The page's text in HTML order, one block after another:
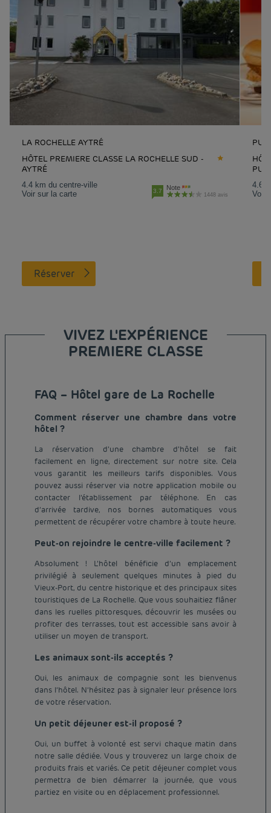
LA ROCHELLE AYTRÉ
HÔTEL PREMIERE CLASSE LA ROCHELLE SUD -
AYTRÉ
4.4 km du centre-ville
Voir sur la carte
3.7 Note
1448 avis
Réserver
4.6
Voir
VIVEZ L'EXPÉRIENCE
PREMIERE CLASSE
FAQ – Hôtel gare de La Rochelle
Comment réserver une chambre dans votre
hôtel ?
La réservation d'une chambre d'hôtel se fait
facilement en ligne, directement sur notre site. Cela
vous garantit les meilleurs tarifs disponibles. Vous
pouvez aussi réserver via notre application mobile ou
contacter l’établissement par téléphone. En cas
d’arrivée tardive, nos bornes automatiques vous
permettent de récupérer votre chambre à toute heure.
Peut-on rejoindre le centre-ville facilement ?
Absolument ! L’hôtel bénéficie d’un emplacement
privilégié à seulement quelques minutes à pied du
Vieux-Port, du centre historique et des principaux sites
touristiques de La Rochelle. Que vous souhaitiez flâner
dans les ruelles pittoresques, découvrir les musées ou
profiter des terrasses, tout est accessible sans avoir à
utiliser un moyen de transport.
Les animaux sont-ils acceptés ?
Oui, les animaux de compagnie sont les bienvenus
dans l’hôtel. N’hésitez pas à signaler leur présence lors
de votre réservation.
Un petit déjeuner est-il proposé ?
Oui, un buffet à volonté est servi chaque matin dans
notre salle dédiée. Vous y trouverez un large choix de
produits frais et variés. Ce petit déjeuner complet vous
permettra de bien démarrer la journée, que vous
partiez en visite ou en déplacement professionnel.
Hôtel pas cher Paris
Hôtel pas cher Lyon